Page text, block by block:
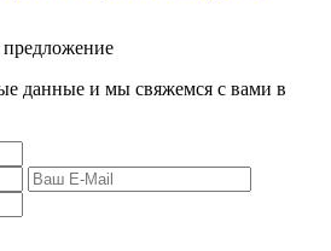
данные и мы свяжемся с вами в